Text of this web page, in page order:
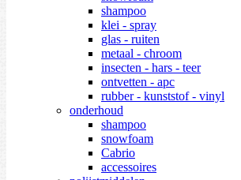
shampoo
klei - spray
glas - ruiten
metaal - chroom
insecten - hars - teer
ontvetten - apc
rubber - kunststof - vinyl
onderhoud
shampoo
snowfoam
Cabrio
accessoires